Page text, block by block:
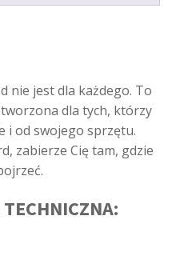
nie jest dla każdego. To
dla tych, którzy
i od swojego sprzętu.
zabierze Cię tam, gdzie